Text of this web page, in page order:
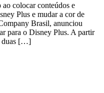
colocar conteúdos e
Plus e mudar a cor de
Brasil, anunciou
para o Disney Plus. A partir
duas […]